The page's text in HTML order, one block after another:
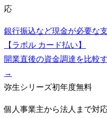
応
銀行振込など現金が必要な
【ラボル カード払い】
開業直後の資金調達を比較
→
弥生シリーズ初年度無料
個人事業主から法人まで対